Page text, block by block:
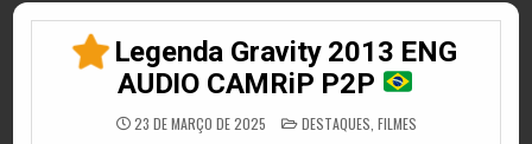
Legenda Gravity 2013 ENG
AUDIO CAMRiP P2P
23 DE MARÇO DE 2025 POSTED
IN
DESTAQUES FILMES